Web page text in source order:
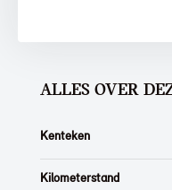
ALLES OVER
Kenteken
Kilometerstand